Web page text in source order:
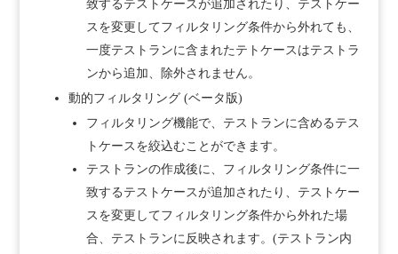
致するテストケースが追加されたり、テストケー
スを変更してフィルタリング条件から外れても、
一度テストランに含まれたテトケースはテストラ
ンから追加、除外されません。
動的フィルタリング (ベータ版)
フィルタリング機能で、テストランに含めるテス
トケースを絞込むことができます。
テストランの作成後に、フィルタリング条件に一
致するテストケースが追加されたり、テストケー
スを変更してフィルタリング条件から外れた場
合、テストランに反映されます。(テストラン内